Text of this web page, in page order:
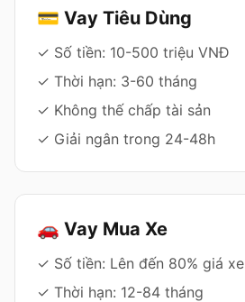
💳 Vay Tiêu Dùng
✓ Số tiền: 10-500 triệu VNĐ
✓ Thời hạn: 3-60 tháng
✓ Không thế chấp tài sản
✓ Giải ngân trong 24-48h
🚗 Vay Mua Xe
✓ Số tiền: Lên đến 80% giá xe
✓ Thời hạn: 12-84 tháng